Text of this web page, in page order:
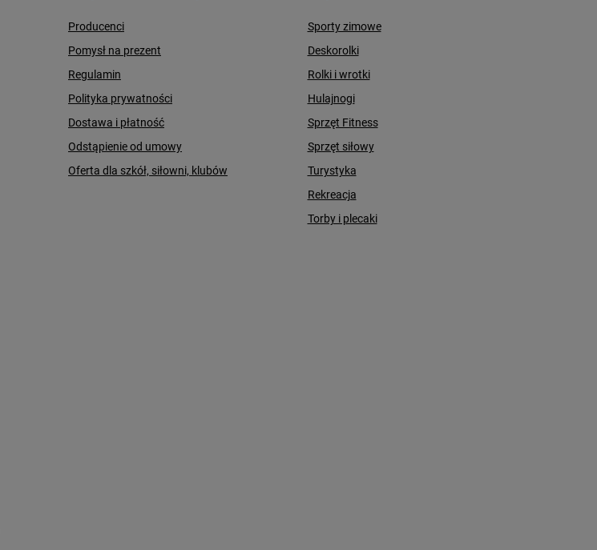
Producenci
Pomysł na prezent
Regulamin
Polityka prywatności
Dostawa i płatność
Odstąpienie od umowy
Oferta dla szkół, siłowni, klubów
Sporty zimowe
Deskorolki
Rolki i wrotki
Hulajnogi
Sprzęt Fitness
Sprzęt siłowy
Turystyka
Rekreacja
Torby i plecaki